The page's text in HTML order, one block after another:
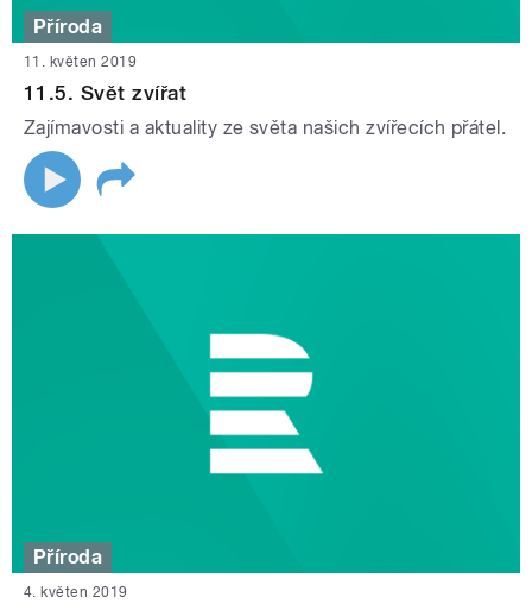
Příroda
11. květen 2019
11.5. Svět zvířat
Zajímavosti a aktuality ze světa našich zvířecích přátel.
Příroda
4. květen 2019